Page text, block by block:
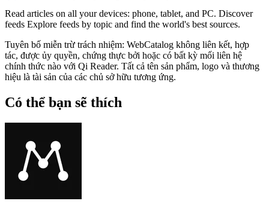
Read articles on all your devices: phone, tablet, and PC. Discover
feeds Explore feeds by topic and find the world's best sources.
Tuyên bố miễn trừ trách nhiệm: WebCatalog không liên kết, hợp
tác, được ủy quyền, chứng thực bởi hoặc có bất kỳ mối liên hệ
chính thức nào với Qi Reader. Tất cả tên sản phẩm, logo và thương
hiệu là tài sản của các chủ sở hữu tương ứng.
Có thể bạn sẽ thích